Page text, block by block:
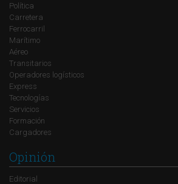
Política
Carretera
Ferrocarril
Marítimo
Aéreo
Transitarios
Operadores logísticos
Express
Tecnologías
Servicios
Formación
Cargadores
Opinión
Editorial